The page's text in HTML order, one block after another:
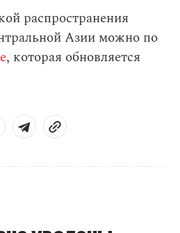
распространения
Азии можно по
, которая обновляется